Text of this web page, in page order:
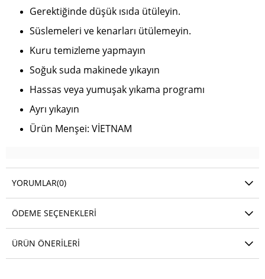
Gerektiğinde düşük ısıda ütüleyin.
Süslemeleri ve kenarları ütülemeyin.
Kuru temizleme yapmayın
Soğuk suda makinede yıkayın
Hassas veya yumuşak yıkama programı
Ayrı yıkayın
Ürün Menşei: VİETNAM
YORUMLAR(0)
ÖDEME SEÇENEKLERI
ÜRÜN ÖNERILERI